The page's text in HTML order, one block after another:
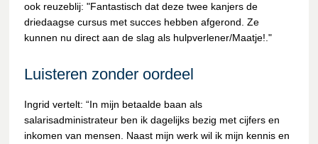
ook reuzeblij: "Fantastisch dat deze twee kanjers de
driedaagse cursus met succes hebben afgerond. Ze
kunnen nu direct aan de slag als hulpverlener/Maatje!."
Luisteren zonder oordeel
Ingrid vertelt: “In mijn betaalde baan als
salarisadministrateur ben ik dagelijks bezig met cijfers en
inkomen van mensen. Naast mijn werk wil ik mijn kennis en